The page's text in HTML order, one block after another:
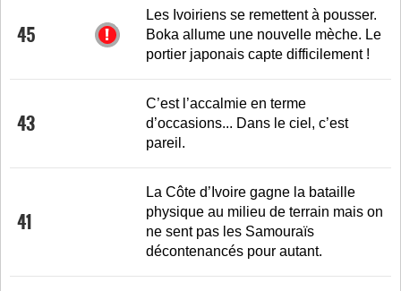
45
Les Ivoiriens se remettent à pousser.
Boka allume une nouvelle mèche. Le
portier japonais capte difficilement !
43
C’est l’accalmie en terme
d’occasions... Dans le ciel, c’est
pareil.
41
La Côte d’Ivoire gagne la bataille
physique au milieu de terrain mais on
ne sent pas les Samouraïs
décontenancés pour autant.